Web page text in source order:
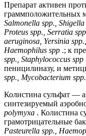
Препарат активен
граммположительных
Salmonella spp.,
Proteus spp., Serratia
aeruginosa, Yersinia
Haemophilus spp .; к
spp., Staphylococcus spp
пеницилиназу, и
spp., Mycobacterium
Колистина сульфат —
синтезируемый
polymyxa . Колистина
грамотрицательные
Pasteurella spp.,